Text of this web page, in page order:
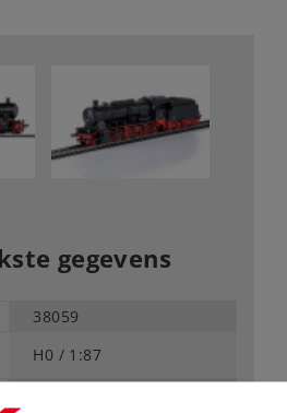
gegevens
38059
H0 / 1:87